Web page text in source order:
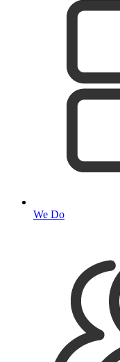
We Do